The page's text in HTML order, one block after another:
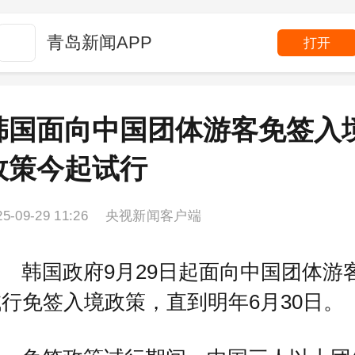
青岛新闻APP 打开
国面向中国团体游客免签入
策今起试行
09-29 11:26 央视新闻客户端
韩国政府9月29日起面向中国团体游
免签入境政策，直到明年6月30日。